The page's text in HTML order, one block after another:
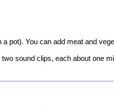
a pot). You can add meat and
sound clips, each about one